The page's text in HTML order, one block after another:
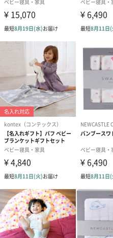
メッセージカード（通常・
ードを同梱します。
メッセージカードや封筒のデザ
す。
写真付きメッセージカ
ード（680円）
写真
ード
ンク
ラッピング
ギフトラッピングを施してお届